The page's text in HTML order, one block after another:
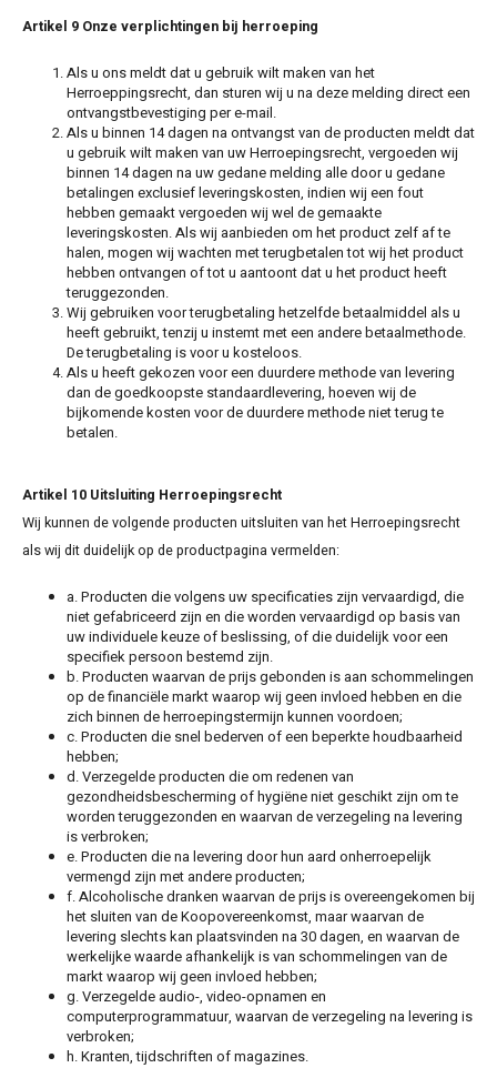
Artikel 9 Onze verplichtingen bij herroeping
Als u ons meldt dat u gebruik wilt maken van het
Herroeppingsrecht, dan sturen wij u na deze melding direct een
ontvangstbevestiging per e-mail.
Als u binnen 14 dagen na ontvangst van de producten meldt dat
u gebruik wilt maken van uw Herroepingsrecht, vergoeden wij
binnen 14 dagen na uw gedane melding alle door u gedane
betalingen exclusief leveringskosten, indien wij een fout
hebben gemaakt vergoeden wij wel de gemaakte
leveringskosten. Als wij aanbieden om het product zelf af te
halen, mogen wij wachten met terugbetalen tot wij het product
hebben ontvangen of tot u aantoont dat u het product heeft
teruggezonden.
Wij gebruiken voor terugbetaling hetzelfde betaalmiddel als u
heeft gebruikt, tenzij u instemt met een andere betaalmethode.
De terugbetaling is voor u kosteloos.
Als u heeft gekozen voor een duurdere methode van levering
dan de goedkoopste standaardlevering, hoeven wij de
bijkomende kosten voor de duurdere methode niet terug te
betalen.
Artikel 10 Uitsluiting Herroepingsrecht
Wij kunnen de volgende producten uitsluiten van het Herroepingsrecht
als wij dit duidelijk op de productpagina vermelden:
a. Producten die volgens uw specificaties zijn vervaardigd, die
niet gefabriceerd zijn en die worden vervaardigd op basis van
uw individuele keuze of beslissing, of die duidelijk voor een
specifiek persoon bestemd zijn.
b. Producten waarvan de prijs gebonden is aan schommelingen
op de financiële markt waarop wij geen invloed hebben en die
zich binnen de herroepingstermijn kunnen voordoen;
c. Producten die snel bederven of een beperkte houdbaarheid
hebben;
d. Verzegelde producten die om redenen van
gezondheidsbescherming of hygiëne niet geschikt zijn om te
worden teruggezonden en waarvan de verzegeling na levering
is verbroken;
e. Producten die na levering door hun aard onherroepelijk
vermengd zijn met andere producten;
f. Alcoholische dranken waarvan de prijs is overeengekomen bij
het sluiten van de Koopovereenkomst, maar waarvan de
levering slechts kan plaatsvinden na 30 dagen, en waarvan de
werkelijke waarde afhankelijk is van schommelingen van de
markt waarop wij geen invloed hebben;
g. Verzegelde audio-, video-opnamen en
computerprogrammatuur, waarvan de verzegeling na levering is
verbroken;
h. Kranten, tijdschriften of magazines.